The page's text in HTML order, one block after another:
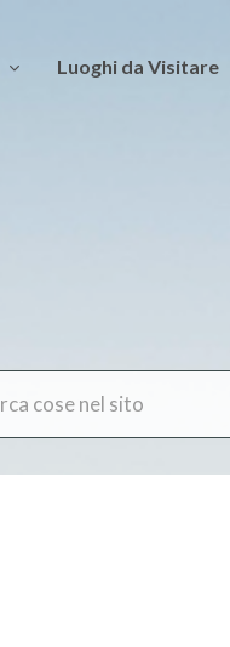
Luoghi da Visitare